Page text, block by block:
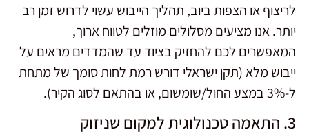
לריצוף או הצפות ביוב, תהליך הייבוש עשוי לדרוש זמן רב
יותר. אנו מציעים מסלולים מוזלים לטווח ארוך,
המאפשרים לכם להחזיק בציוד עד שהמדדים מראים על
ייבוש מלא (תקן ישראלי דורש רמת לחות סומך של מתחת
ל-3% במצע החול/שומשום, או בהתאם לסוג הקיר).
3. התאמה טכנולוגית למקום שניזוק